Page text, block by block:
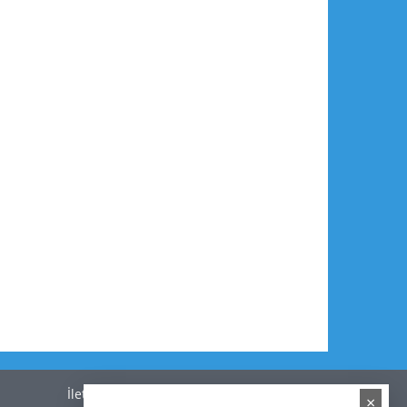
İletişim ×